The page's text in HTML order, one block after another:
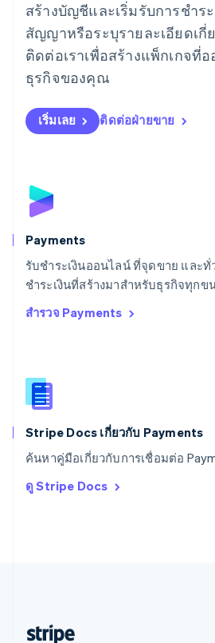
สร้างบัญชีและเริ่มรับการชำร
สัญญาหรือระบุรายละเอียดเกี่
ติดต่อเราเพื่อสร้างแพ็กเกจที่
ธุรกิจของคุณ
เริ่มเลย ติดต่อฝ่ายขาย
Payments
รับชำระเงินออนไลน์ ที่จุดขาย และ
ชำระเงินที่สร้างมาสำหรับธุรกิจทุกข
สำรวจ Payments
Stripe Docs เกี่ยวกับ Payments
ค้นหาคู่มือเกี่ยวกับการเชื่อมต่อ
ดู Stripe Docs
English
ลิกเตนสไตน์
DeutschEnglish
ลิทัวเนีย
English
สเปน
สโลวาเกีย
English
Deutsch
สวีเดน
สหรัฐอเมริกา
English Español简体中文
สหรัฐอาหรับเอมิเรตส์
สหราชอาณาจักร
สิงคโปร์
English
ออสเตรเลีย
English
DeutschEnglish
ItalianoEnglish